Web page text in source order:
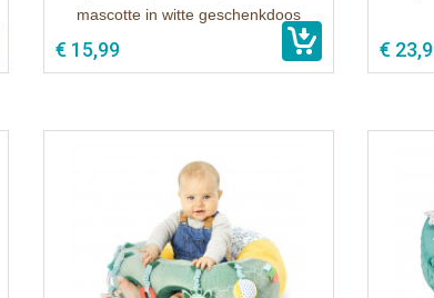
mascotte in witte geschenkdoos
€ 15,99 €